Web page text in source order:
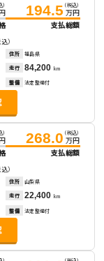
） 194.5 （税込）
万円
支払総額
）
住所 福島県
走行 84,200 km
整備 法定整備付
） 268.0 （税込）
万円
支払総額
）
住所 山梨県
走行 22,400 km
整備 法定整備付